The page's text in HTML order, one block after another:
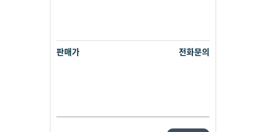
판매가 전화문의